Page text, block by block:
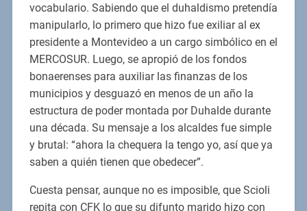
vocabulario. Sabiendo que el duhaldismo pretendía
manipularlo, lo primero que hizo fue exiliar al ex
presidente a Montevideo a un cargo simbólico en el
MERCOSUR. Luego, se apropió de los fondos
bonaerenses para auxiliar las finanzas de los
municipios y desguazó en menos de un año la
estructura de poder montada por Duhalde durante
una década. Su mensaje a los alcaldes fue simple
y brutal: “ahora la chequera la tengo yo, así que ya
saben a quién tienen que obedecer”.
Cuesta pensar, aunque no es imposible, que Scioli
repita con CFK lo que su difunto marido hizo con